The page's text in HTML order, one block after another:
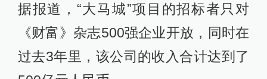
据报道，“大马城”项目的招标者只对
《财富》杂志500强企业开放，同时在
过去3年里，该公司的收入合计达到了